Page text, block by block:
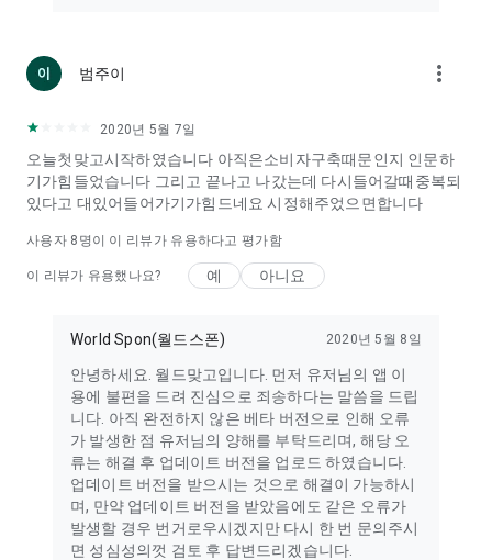
범주이 more_vert
2020년 5월 7일
오늘첫맞고시작하였습니다 아직은소비자구축때문인지 인문하
기가힘들었습니다 그리고 끝나고 나갔는데 다시들어갈때중복되
있다고 대있어들어가기가힘드네요 시정해주었으면합니다
사용자 8 명이 이 리뷰가 유용하다고 평가함
이 리뷰가 유용했나요? 예 아니요
World Spon(월드스폰) 2020년 5월 8일
안녕하세요. 월드맞고입니다. 먼저 유저님의 앱 이
용에 불편을 드려 진심으로 죄송하다는 말씀을 드립
니다. 아직 완전하지 않은 베타 버전으로 인해 오류
가 발생한 점 유저님의 양해를 부탁드리며, 해당 오
류는 해결 후 업데이트 버전을 업로드 하였습니다.
업데이트 버전을 받으시는 것으로 해결이 가능하시
며, 만약 업데이트 버전을 받았음에도 같은 오류가
발생할 경우 번거로우시겠지만 다시 한 번 문의주시
면 성심성의껏 검토 후 답변드리겠습니다.